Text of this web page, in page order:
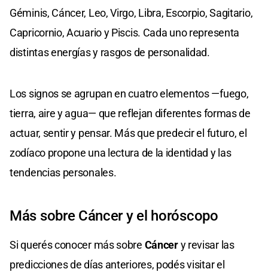
Géminis, Cáncer, Leo, Virgo, Libra, Escorpio, Sagitario,
Capricornio, Acuario y Piscis. Cada uno representa
distintas energías y rasgos de personalidad.
Los signos se agrupan en cuatro elementos —fuego,
tierra, aire y agua— que reflejan diferentes formas de
actuar, sentir y pensar. Más que predecir el futuro, el
zodíaco propone una lectura de la identidad y las
tendencias personales.
Más sobre Cáncer y el horóscopo
Si querés conocer más sobre Cáncery revisar las
predicciones de días anteriores, podés visitar el